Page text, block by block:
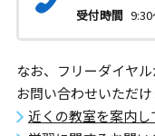
受付時間
なお、フリーダイヤ
お問い合わせいただけ
近くの教室を案内し